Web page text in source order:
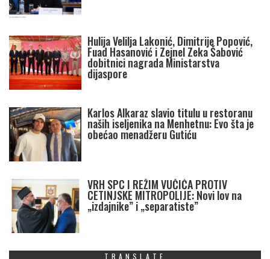
Hulija Velilja Lakonić, Dimitrije Popović,
Fuad Hasanović i Zejnel Zeka Šabović
dobitnici nagrada Ministarstva
dijaspore
Karlos Alkaraz slavio titulu u restoranu
naših iseljenika na Menhetnu: Evo šta je
obećao menadžeru Gutiću
VRH SPC I REŽIM VUČIĆA PROTIV
CETINJSKE MITROPOLIJE: Novi lov na
„izdajnike” i „separatiste”
TRANSLATE